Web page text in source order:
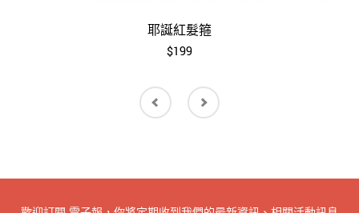
耶誕紅髮箍
$199